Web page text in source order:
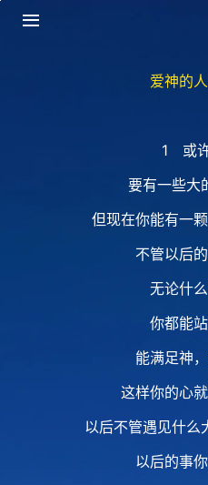
爱神的
1 或
要有一些大
但现在你能有一
不管以后
无论什么
你都能站
能满足神
这样你的心
以后不管遇见什么
以后的事